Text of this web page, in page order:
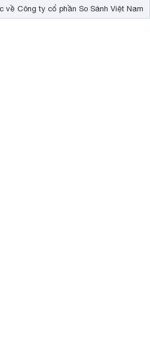
về Công ty cổ phần So Sánh Việt Nam